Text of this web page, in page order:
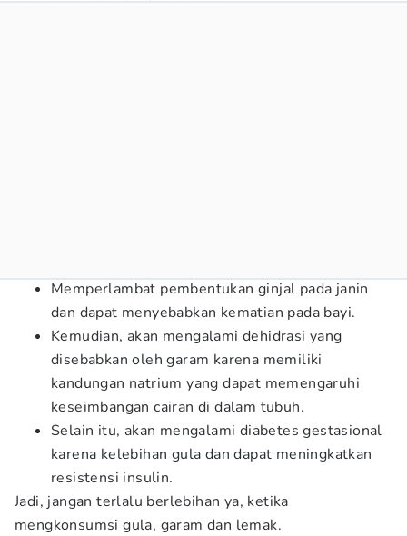
Memperlambat pembentukan ginjal pada janin
dan dapat menyebabkan kematian pada bayi.
Kemudian, akan mengalami dehidrasi yang
disebabkan oleh garam karena memiliki
kandungan natrium yang dapat memengaruhi
keseimbangan cairan di dalam tubuh.
Selain itu, akan mengalami diabetes gestasional
karena kelebihan gula dan dapat meningkatkan
resistensi insulin.
Jadi, jangan terlalu berlebihan ya, ketika
mengkonsumsi gula, garam dan lemak.